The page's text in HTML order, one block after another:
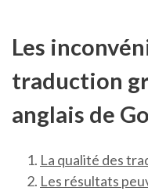
Les
traduction
anglais de
La qualité des
Les résultats